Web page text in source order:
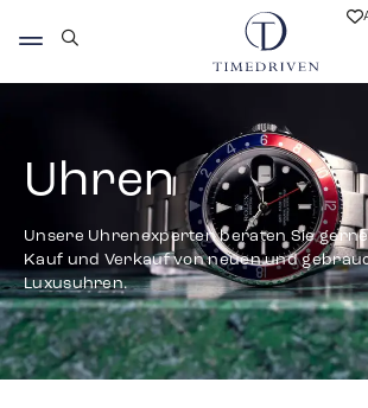
Uhren
Unsere Uhrenexperten beraten Sie
Kauf und Verkauf von neuen und
Luxusuhren.